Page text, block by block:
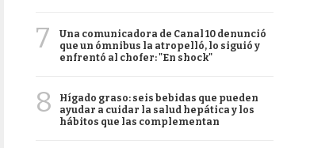
7
Una comunicadora de Canal 10 denunció
que un ómnibus la atropelló, lo siguió y
enfrentó al chofer: "En shock"
8
Hígado graso: seis bebidas que pueden
ayudar a cuidar la salud hepática y los
hábitos que las complementan